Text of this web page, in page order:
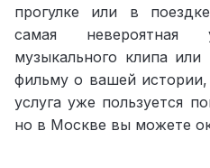
прогулке или в
самая невероятная
музыкального клипа
фильму о вашей
услуга уже пользуется
но в Москве вы можете